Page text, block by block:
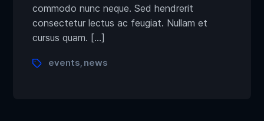
commodo nunc neque. Sed hendrerit
consectetur lectus ac feugiat. Nullam et
cursus quam. […]
events news